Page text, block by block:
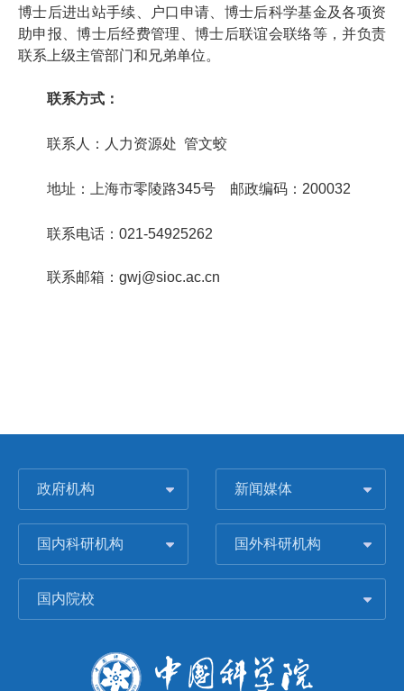
博士后进出站手续、户口申请、博士后科学基金及各项资
助申报、博士后经费管理、博士后联谊会联络等，并负责
联系上级主管部门和兄弟单位。
联系方式：
联系人：人力资源处 管文蛟
地址：上海市零陵路345号 邮政编码： 200032
联系电话： 021-54925262
联系邮箱：gwj@sioc.ac.cn
政府机构 新闻媒体
国内科研机构 国外科研机构
国内院校